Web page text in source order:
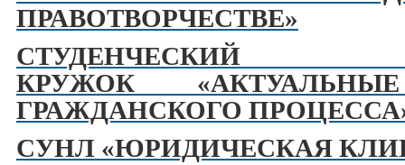
ПРАВОТВОРЧЕСТВЕ»
СТУДЕНЧЕСКИЙ
КРУЖОК
ГРАЖДАНСКОГО
СУНЛ «ЮРИДИЧЕСКАЯ